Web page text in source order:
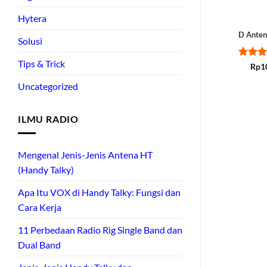
Hytera
Solusi
Tips & Trick
Uncategorized
ILMU RADIO
Mengenal Jenis-Jenis Antena HT
(Handy Talky)
Apa Itu VOX di Handy Talky: Fungsi dan
Cara Kerja
11 Perbedaan Radio Rig Single Band dan
Dual Band
D
Rated
Rp